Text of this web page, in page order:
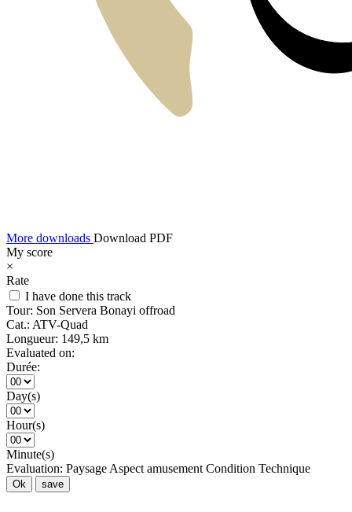
More downloads Download PDF
My score
×
Rate
I have done this track
Tour: Son Servera Bonayi offroad
Cat.: ATV-Quad
Longueur: 149,5 km
Evaluated on:
Durée:
Day(s)
Hour(s)
Minute(s)
Evaluation: Paysage Aspect amusement Condition Technique
Ok save